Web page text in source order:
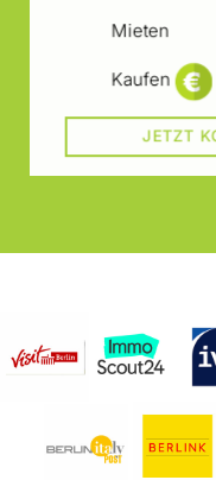
Mieten
Kaufen
JETZT